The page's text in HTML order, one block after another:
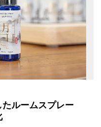
たルームスプレー